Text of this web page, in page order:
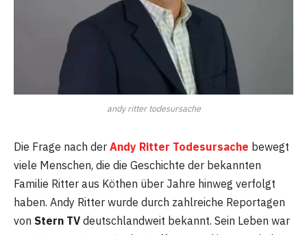
andy ritter todesursache
Die Frage nach der Andy Ritter Todesursache bewegt
viele Menschen, die die Geschichte der bekannten
Familie Ritter aus Köthen über Jahre hinweg verfolgt
haben. Andy Ritter wurde durch zahlreiche Reportagen
von Stern TV deutschlandweit bekannt. Sein Leben war